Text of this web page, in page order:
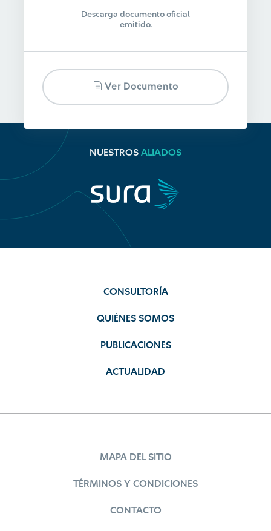
Descarga documento oficial
emitido.
Ver Documento
NUESTROS ALIADOS
CONSULTORÍA
QUIÉNES SOMOS
PUBLICACIONES
ACTUALIDAD
MAPA DEL SITIO
TÉRMINOS Y CONDICIONES
CONTACTO